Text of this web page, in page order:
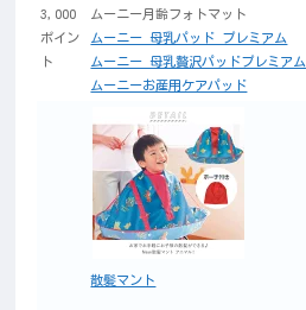
3,000
ポイン
ト
ムーニー月齢フォトマット
ムーニー 母乳パッド プレミアム
ムーニー 母乳贅沢パッドプレミアム
ムーニーお産用ケアパッド
散髪マント